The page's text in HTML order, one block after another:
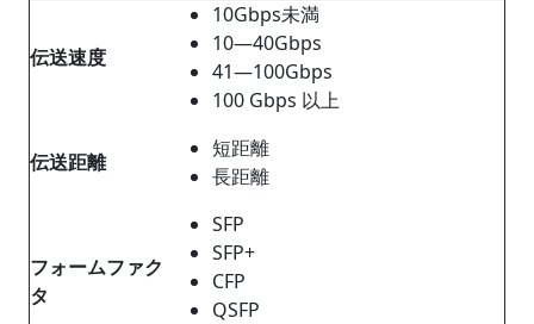
伝送速度
10Gbps未満
10―40Gbps
41―100Gbps
100 Gbps 以上
伝送距離
短距離
長距離
フォームファク
タ
SFP
SFP+
CFP
QSFP